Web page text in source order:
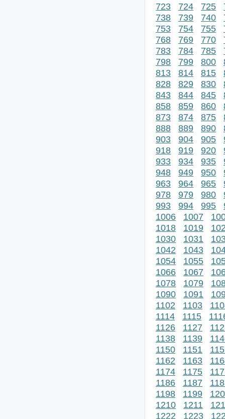
723
724 725
738
739 740
753
754 755
768
769 770
783
784 785
798
799 800
813
814 815
828
829 830
843
844 845
858
859 860
873
874 875
888
889 890
903
904 905
918
919 920
933
934 935
948
949 950
963
964 965
978
979 980
993
994 995
1006
1007
1018
1019
1030
1031
1042
1043
1054
1055
1066
1067
1078
1079
1090
1091
1102
1103
1114
1115
1126
1127
1138
1139
1150
1151
1162
1163
1174
1175
1186
1187
1198
1199
1210
1211
1222
1223